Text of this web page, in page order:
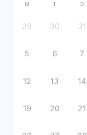
M T O
29 30 31
5 6 7
12 13 14
19 20 21